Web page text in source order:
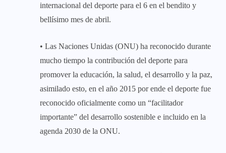
internacional del deporte para el 6 en el bendito y
bellísimo mes de abril.
• Las Naciones Unidas (ONU) ha reconocido durante
mucho tiempo la contribución del deporte para
promover la educación, la salud, el desarrollo y la paz,
asimilado esto, en el año 2015 por ende el deporte fue
reconocido oficialmente como un “facilitador
importante” del desarrollo sostenible e incluido en la
agenda 2030 de la ONU.